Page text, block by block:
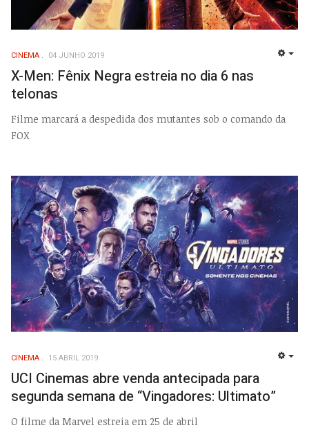
CINEMA 04 JUNHO 2019
X-Men: Fênix Negra estreia no dia 6 nas
telonas
Filme marcará a despedida dos mutantes sob o comando da
FOX
CINEMA 15 ABRIL 2019
UCI Cinemas abre venda antecipada para
segunda semana de “Vingadores: Ultimato”
O filme da Marvel estreia em 25 de abril